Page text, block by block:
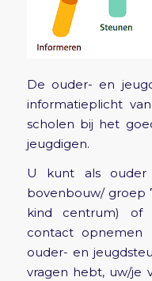
De ouder- en
informatieplicht
scholen bij het
jeugdigen.
U kunt als
bovenbouw/ groep
kind centrum) of
contact
ouder- en
vragen hebt, uw/je